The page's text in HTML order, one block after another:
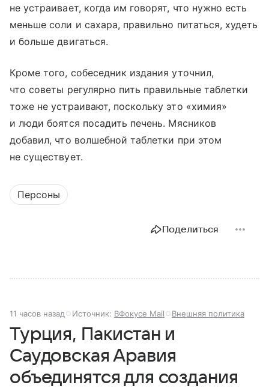
не устраивает, когда им говорят, что нужно есть
меньше соли и сахара, правильно питаться, худеть
и больше двигаться.
Кроме того, собеседник издания уточнил,
что советы регулярно пить правильные таблетки
тоже не устраивают, поскольку это «химия»
и люди боятся посадить печень. Мясников
добавил, что волшебной таблетки при этом
не существует.
Персоны
Поделиться
11 часов назад Источник: ВФокусе Mail Внешняя политика
Турция, Пакистан и
Саудовская Аравия
объединятся для создания